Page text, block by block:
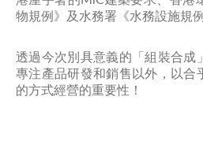
物規例》及水務署《水務設施規
透過今次別具意義的「組裝合成
專注產品研發和銷售以外，以合
的方式經營的重要性！